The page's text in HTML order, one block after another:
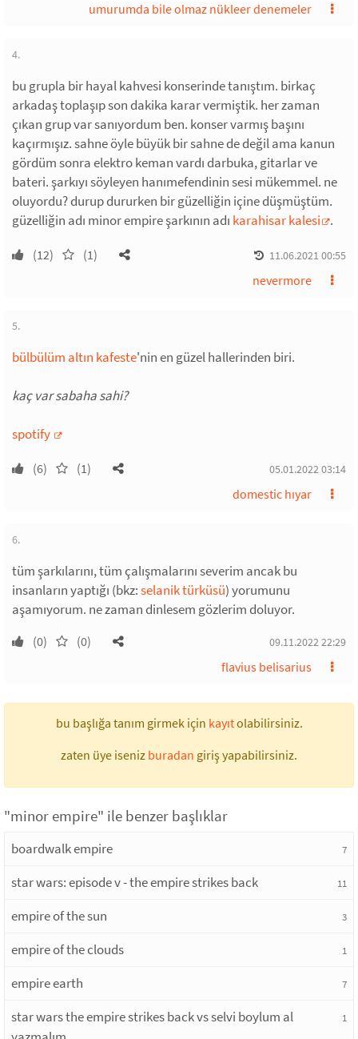
umurumda bile olmaz nükleer denemeler
4.
bu grupla bir hayal kahvesi konserinde tanıştım. birkaç
arkadaş toplaşıp son dakika karar vermiştik. her zaman
çıkan grup var sanıyordum ben. konser varmış başını
kaçırmışız. sahne öyle büyük bir sahne de değil ama kanun
gördüm sonra elektro keman vardı darbuka, gitarlar ve
bateri. şarkıyı söyleyen hanımefendinin sesi mükemmel. ne
oluyordu? durup dururken bir güzelliğin içine düşmüştüm.
güzelliğin adı minor empire şarkının adı karahisar kalesi .
(12) (1) 11.06.2021 00:55
nevermore
5.
bülbülüm altın kafeste'nin en güzel hallerinden biri.
kaç var sabaha sahi?
spotify
(6) (1) 05.01.2022 03:14
domestic hıyar
6.
tüm şarkılarını, tüm çalışmalarını severim ancak bu
insanların yaptığı (bkz:selanik türküsü) yorumunu
aşamıyorum. ne zaman dinlesem gözlerim doluyor.
(0) (0) 09.11.2022 22:29
flavius belisarius
bu başlığa tanım girmek için kayıtolabilirsiniz.
zaten üye iseniz buradan giriş yapabilirsiniz.
"minor empire" ile benzer başlıklar
boardwalk empire 7
star wars: episode v - the empire strikes back 11
empire of the sun 3
empire of the clouds 1
empire earth 7
star wars the empire strikes back vs selvi boylum al
1